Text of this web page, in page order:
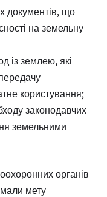
документів, що
на земельну
із землею, які
користування;
законодавчих
земельними
органів
мету